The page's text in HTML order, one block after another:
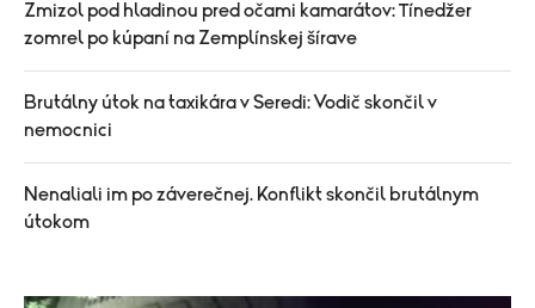
Zmizol pod hladinou pred očami kamarátov: Tínedžer
zomrel po kúpaní na Zemplínskej šírave
Brutálny útok na taxikára v Seredi: Vodič skončil v
nemocnici
Nenaliali im po záverečnej. Konflikt skončil brutálnym
útokom